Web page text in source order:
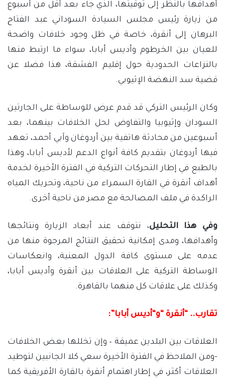
أهدافها بالنظر إلى توقيتها، الذي جاء بعد أقل من أسبوع
من زيارة رئيس مجلس السيادة السوداني عبد الفتاح
البرهان إلى أنقرة، خاصة في ظل وجود خلافات واضحة
للعيان بين الخرطوم وأديس أبابا، سواء ما ارتبط منها
بالنزاعات الحدودية حول إقليم الفشقة، هذا فضلا عن
قضية سد النهضة الإثيوبي.
وكان الرئيس التركي قد قدم عرض للوساطة على الجارتين
السودان وإثيوبيا والتفاوض لحل الخلافات بينهما، بعد
أسبوعين من محادثة هاتفية بين أردوغان وآبي أحمد، تعهد
فيها أردوغان بتقديم كافة أنواع الدعم لأديس أبابا، وهذا
بالطبع في إطار التحركات التركية في الفترة الأخيرة لخدمة
أهداف أنقرة في القارة السمراء من ناحية، وتحريك المياه
الراكدة في ملف المصالحة مع مصر من ناحية أخرى.
وفي هذا التحليل، نتوقف عند أبعاد الزيارة ونتائجها
وأهدافها، ومدى إمكانية تحقيق النتائج المرجوة منها من
عدمه على مستوى كافة الدول المعنية، وانعكاسات
الوساطة التركية على العلاقات بين أنقرة وأديس أبابا،
وكذلك على علاقات كل منهما بالقاهرة.
تقارب.. “أنقرة “و“أديس أبابا”:
العلاقات بين البلدين عميقة – وإن تخللها بعض الخلافات
-ومن الملاحظ في الفترة الأخيرة سعي كلا الجانبين لتوطيد
العلاقات أكثر، في إطار اهتمام أنقرة بالقارة الأفريقية كما